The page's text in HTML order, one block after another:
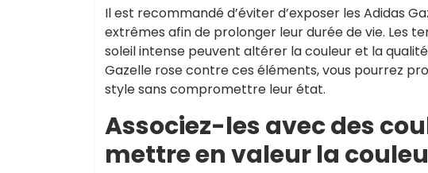
Il est recommandé d’éviter d’exposer les Adidas
extrêmes afin de prolonger leur durée de vie. Les
soleil intense peuvent altérer la couleur et la
Gazelle rose contre ces éléments, vous pourrez
style sans compromettre leur état.
Associez-les avec des
mettre en valeur la